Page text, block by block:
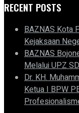
RECENT POSTS
BAZNAS Kota
Kejaksaan
BAZNAS
Melalui UPZ
Dr. KH.
Ketua I BPW